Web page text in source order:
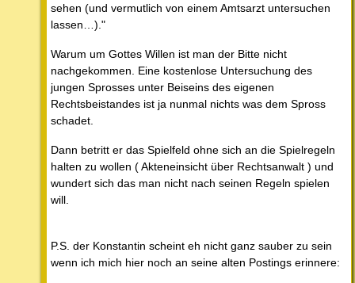
sehen (und vermutlich von einem Amtsarzt untersuchen
lassen…)."
Warum um Gottes Willen ist man der Bitte nicht
nachgekommen. Eine kostenlose Untersuchung des
jungen Sprosses unter Beiseins des eigenen
Rechtsbeistandes ist ja nunmal nichts was dem Spross
schadet.
Dann betritt er das Spielfeld ohne sich an die Spielregeln
halten zu wollen ( Akteneinsicht über Rechtsanwalt ) und
wundert sich das man nicht nach seinen Regeln spielen
will.
P.S. der Konstantin scheint eh nicht ganz sauber zu sein
wenn ich mich hier noch an seine alten Postings erinnere: